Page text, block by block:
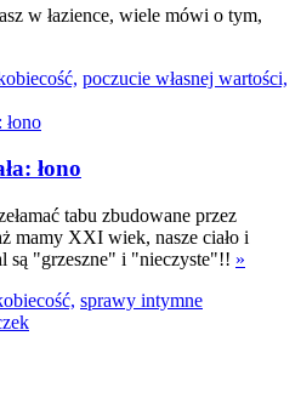
w łazience, wiele mówi o tym,
poczucie własnej wartości,
łono
tabu zbudowane przez
mamy XXI wiek, nasze ciało i
są "grzeszne" i "nieczyste"!! »
sprawy intymne